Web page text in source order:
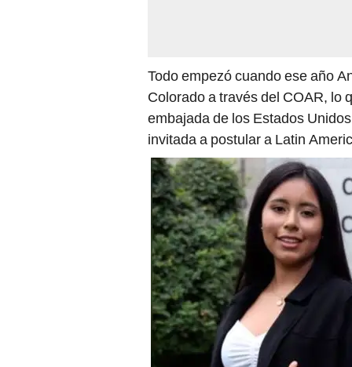
Todo empezó cuando ese año
Colorado a través del COAR, lo
embajada de los Estados
invitada a postular a Latin